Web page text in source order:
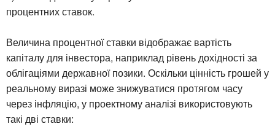
процентних ставок.
Величина процентної ставки відображає вартість
капіталу для інвестора, наприклад рівень дохідності за
облігаціями державної позики. Оскільки цінність грошей у
реальному виразі може знижуватися протягом часу
через інфляцію, у проектному аналізі використовують
такі дві ставки: